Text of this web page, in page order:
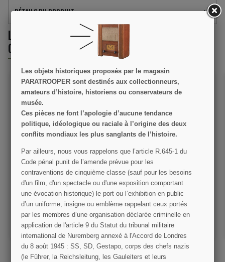
DÉTAILS DU PRODUIT
LES CLIENTS QUI ONT ACHETÉ CE PRODUIT
ONT ÉGALEMENT ACHETÉ :
Normandie Juin 44 - Tome
10: La 2e DB du Général
Leclerc
14,90 €
VOIR LE DÉTAIL
AJOUTER AU PANIER
2,00 €
VOIR LE DÉTAIL
AJOUTER AU PANIER
Les objets historiques proposés par le magasin
PARATROOPER sont destinés aux collectionneurs,
amateurs d’histoire, historiens ou conservateurs de
musée.
Ces pièces ne font l’apologie d’aucune tendance
politique, idéologique ou raciale à l’origine des deux
conflits mondiaux les plus sanglants de l’histoire.
Par ailleurs, nous vous rappelons que l’article R.645­-1 du
Code pénal punit de l’amende prévue pour les
contraventions de cinquième classe (sauf pour les besoins
d'un film, d'un spectacle ou d'une exposition comportant
une évocation historique) le port ou l’exhibition en public
d’un uniforme, insigne ou emblème rappelant ceux portés
par les membres d’une organisation déclarée criminelle en
application de l'article 9 du Statut du tribunal militaire
international de Nuremberg annexé à l'Accord de Londres
du 8 août 1945 : SS, SD, Gestapo, corps des chefs nazis
(le Führer, la Reichsleitung, les Gauleiters et leurs